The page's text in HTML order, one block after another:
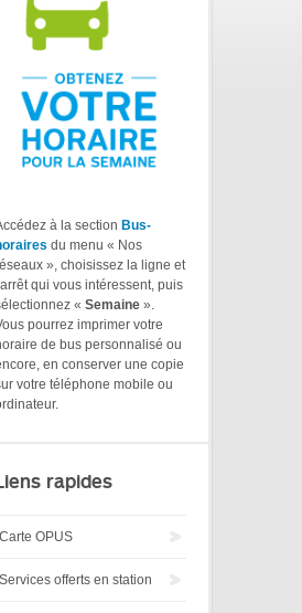
à la section Bus-
du menu « Nos
», choisissez la ligne et
qui vous intéressent, puis
« Semaine ».
pourrez imprimer votre
de bus personnalisé ou
en conserver une copie
votre téléphone mobile ou
rapides
Carte OPUS
Services offerts en station